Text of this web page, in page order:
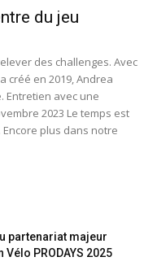
du jeu
des challenges. Avec
créé en 2019, Andrea
Entretien avec une
2023 Le temps est
plus dans notre
partenariat majeur
Vélo PRODAYS 2025